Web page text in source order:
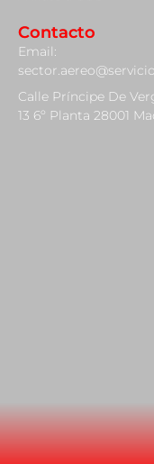
Contacto
Email:
Calle Príncipe De
13 6º Planta 28001